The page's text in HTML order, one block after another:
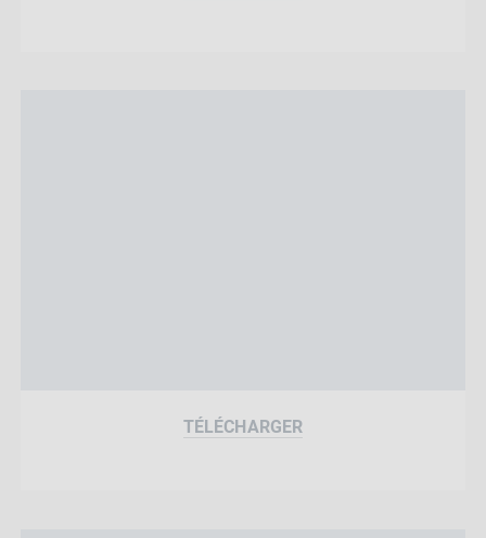
TÉLÉCHARGER